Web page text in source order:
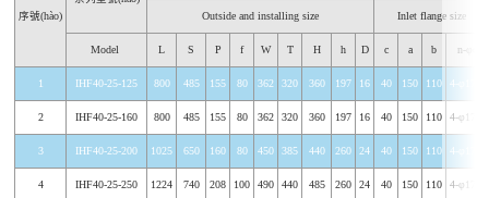
序號(hào) Outside and installing size Inlet flange size
Model L S P f W T H h D c a b n-φd
1 IHF40-25-125 800 485 155 80 362 320 360 197 16 40 150 110 4-φ17.5
2 IHF40-25-160 800 485 155 80 362 320 360 197 16 40 150 110 4-φ17.5
3 IHF40-25-200 1025 650 160 80 450 385 440 260 24 40 150 110 4-φ17.5
4 IHF40-25-250 1224 740 208 100 490 440 485 260 24 40 150 110 4-φ17.5